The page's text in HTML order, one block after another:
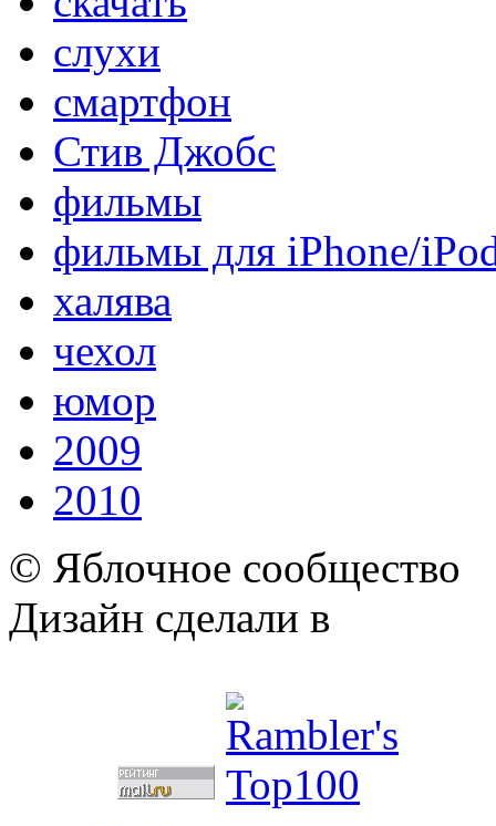
слухи
смартфон
Стив Джобс
фильмы
фильмы для iPhone/
халява
чехол
юмор
2009
2010
© Яблочное сообщество
Дизайн сделали в